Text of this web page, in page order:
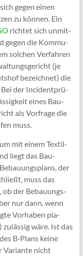
gegen einen
zu kön­nen. Ein
rich­tet sich unmit­
gegen die Kom­mu­
sol­chen Ver­fah­ren
(je
bezeich­net) die
Bei der Inci­dent­prü­
eines Bau­
als Vor­fra­ge die
muss.
mit einem Tex­til-
liegt das Bau­
der
muss das
ob der Bebau­ungs­
nur dann, wenn
Vor­ha­ben pla­
zuläs­sig wäre. Ist das
B‑Plans kei­ne
Vari­an­te nicht